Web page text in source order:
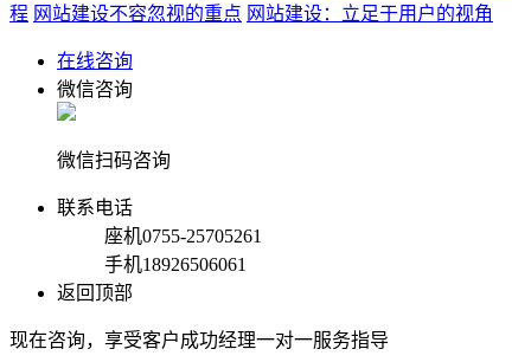
程 网站建设不容忽视的重点 网站建设：立足于用户的视角
在线咨询
微信咨询
微信扫码咨询
联系电话
座机0755-25705261
手机18926506061
返回顶部
现在咨询，享受客户成功经理一对一服务指导